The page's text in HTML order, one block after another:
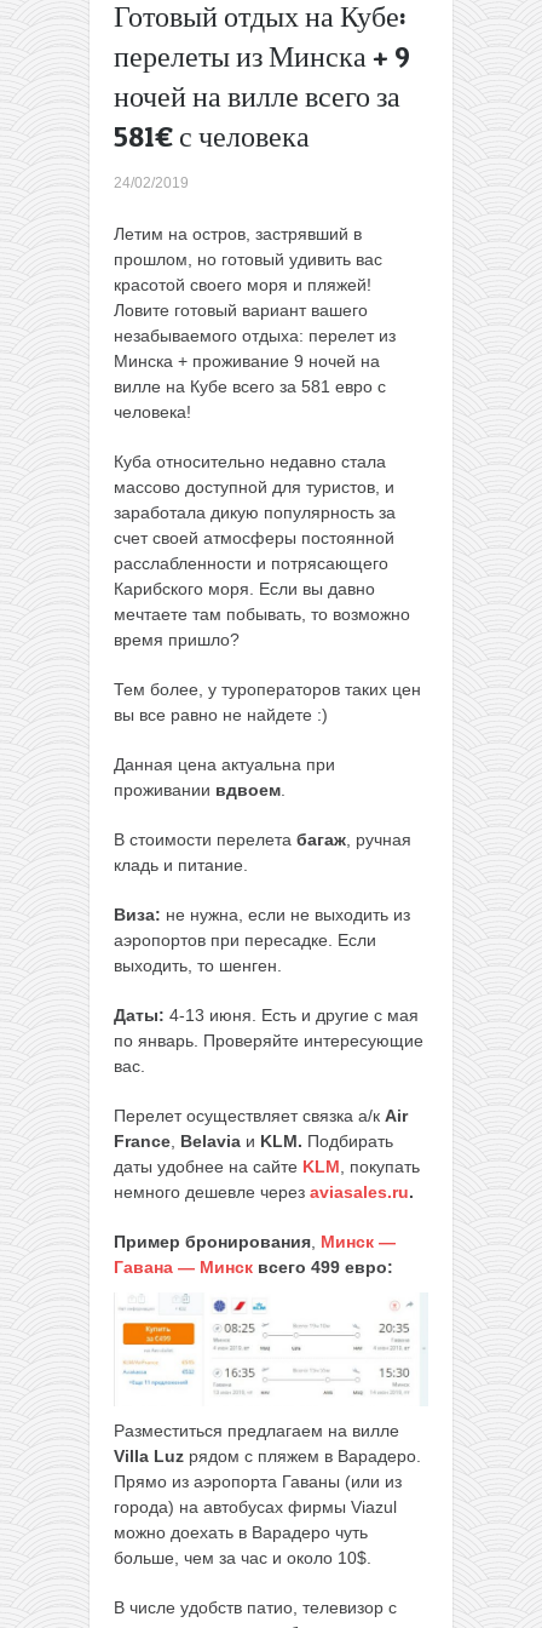
Готовый отдых на Кубе:
перелеты из Минска + 9
ночей на вилле всего за
581€ с человека
24/02/2019
Летим на остров, застрявший в
прошлом, но готовый удивить вас
красотой своего моря и пляжей!
Ловите готовый вариант вашего
незабываемого отдыха: перелет из
Минска + проживание 9 ночей на
вилле на Кубе всего за 581 евро с
человека!
Куба относительно недавно стала
массово доступной для туристов, и
заработала дикую популярность за
счет своей атмосферы постоянной
расслабленности и потрясающего
Карибского моря. Если вы давно
мечтаете там побывать, то возможно
время пришло?
Тем более, у туроператоров таких цен
вы все равно не найдете :)
Данная цена актуальна при
проживании вдвоем.
В стоимости перелета багаж, ручная
кладь и питание.
Виза: не нужна, если не выходить из
аэропортов при пересадке. Если
выходить, то шенген.
Даты: 4-13 июня. Есть и другие с мая
по январь. Проверяйте интересующие
вас.
Перелет осуществляет связка а/к Air
France, Belavia и KLM. Подбирать
даты удобнее на сайте KLM, покупать
немного дешевле через aviasales.ru.
Пример бронирования, Минск —
Гавана — Минск всего 499 евро:
Разместиться предлагаем на вилле
Villa Luz рядом с пляжем в Варадеро.
Прямо из аэропорта Гаваны (или из
города) на автобусах фирмы Viazul
можно доехать в Варадеро чуть
больше, чем за час и около 10$.
В числе удобств патио, телевизор с
билетов
из
Варшавы
всего до